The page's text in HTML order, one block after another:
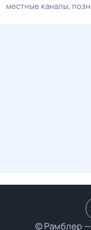
местные каналы
© Рамблер —